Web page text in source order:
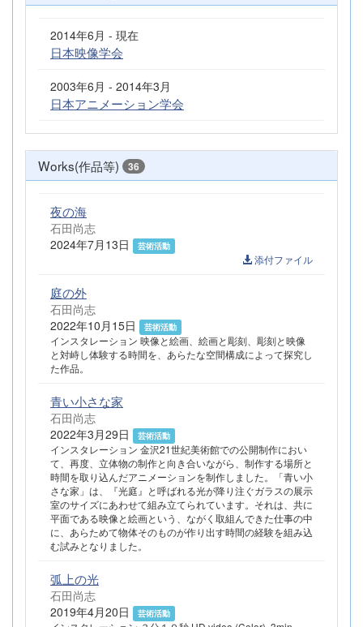
2014年6月 - 現在
日本映像学会
2003年6月 - 2014年3月
日本アニメーション学会
Works(作品等) 36
夜の海
石田尚志
2024年7月13日
芸術活動
添付ファイル
庭の外
石田尚志
2022年10月15日
芸術活動
インスタレーション 映像と絵画、絵画と彫刻、彫刻と映像
と対峙し体験する時間を、あらたな空間構成によって探究し
た作品。
青い小さな家
石田尚志
2022年3月29日
芸術活動
インスタレーション 金沢21世紀美術館での公開制作におい
て、再度、立体物の制作と向き合いながら、制作する場所と
時間を取り込んだアニメーションを制作しました。「青い小
さな家」は、『光庭』と呼ばれる光が降り注ぐガラスの展示
室のサイズにあわせて組み立てられています。それは、共に
平面である映像と絵画という、ながく取組んできた仕事の中
に、あらためて物体そのものが作り出す時間の経験を組み込
む試みとなりました。
弧上の光
石田尚志
2019年4月20日
芸術活動